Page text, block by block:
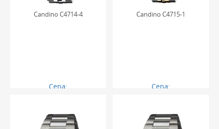
Candino C4714-4
Cena:
Candino C4715-1
Cena: